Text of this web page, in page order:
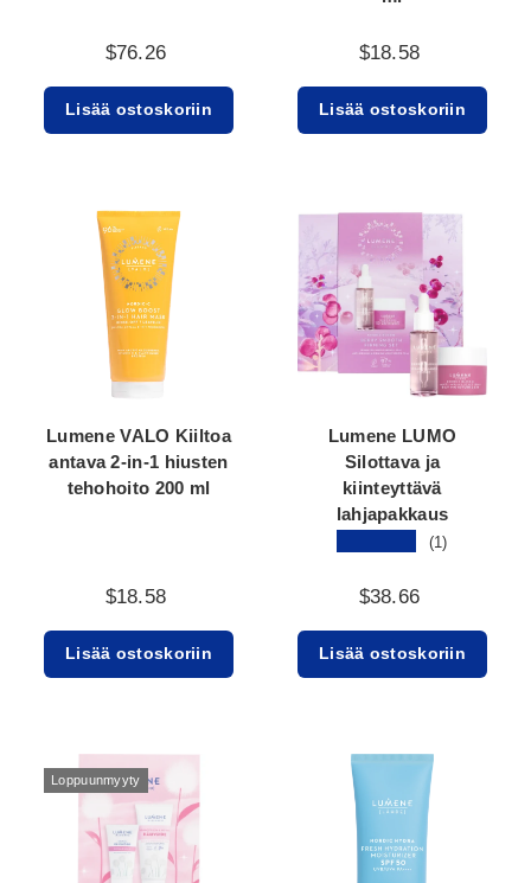
$76.26
Lisää ostoskoriin
$18.58
Lisää ostoskoriin
Lumene VALO Kiiltoa
antava 2-in-1 hiusten
tehohoito 200 ml
$18.58
Lisää ostoskoriin
Lumene LUMO
Silottava ja
kiinteyttävä
lahjapakkaus
(1)
$38.66
Lisää ostoskoriin
Loppuunmyyty